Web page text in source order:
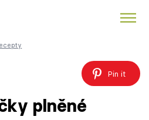
Pin it
plněné